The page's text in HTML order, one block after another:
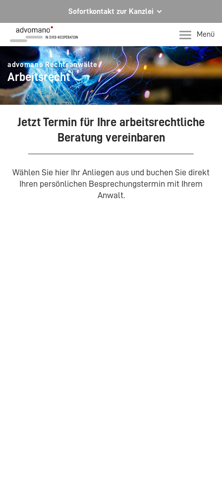
Sofortkontakt zur Kanzlei
Ihre Rechtsberatung in Hagen und Iserlohn
Ihr direkter Kontakt zu uns
Telefon Hagen
+49 2331 91599-0
Telefon Iserlohn
Per E-Mail für Sie da.
Menü
advomano Rechtsanwälte
Arbeitsrecht
Jetzt Termin für Ihre arbeitsrechtliche
Beratung vereinbaren
Wählen Sie hier Ihr Anliegen aus und buchen Sie direkt
Ihren persönlichen Besprechungstermin mit Ihrem
Anwalt.